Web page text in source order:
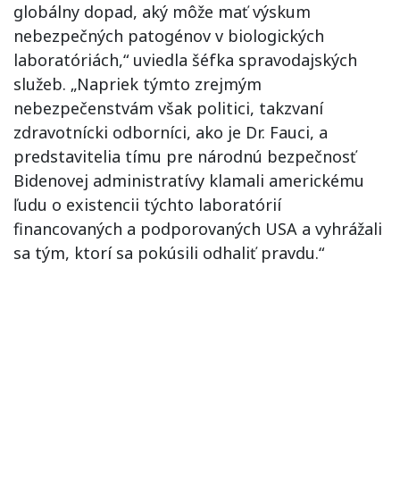
globálny dopad, aký môže mať výskum
nebezpečných patogénov v biologických
laboratóriách,“ uviedla šéfka spravodajských
služeb. „Napriek týmto zrejmým
nebezpečenstvám však politici, takzvaní
zdravotnícki odborníci, ako je Dr. Fauci, a
predstavitelia tímu pre národnú bezpečnosť
Bidenovej administratívy klamali americkému
ľudu o existencii týchto laboratórií
financovaných a podporovaných USA a vyhrážali
sa tým, ktorí sa pokúsili odhaliť pravdu.“